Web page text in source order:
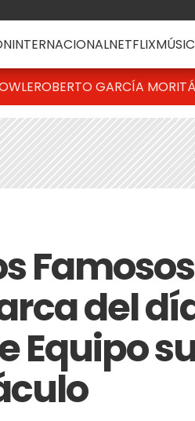
INTERNACIONALNETFLIX
ROBERTO GARCÍA
Famosos
del
Equipo